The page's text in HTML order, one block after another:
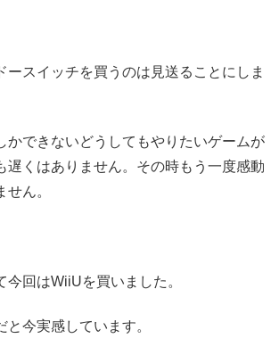
ースイッチを買うのは見送ることにしま
かできないどうしてもやりたいゲームが
遅くはありません。その時もう一度感動
ん。
今回はWiiUを買いました。
と今実感しています。